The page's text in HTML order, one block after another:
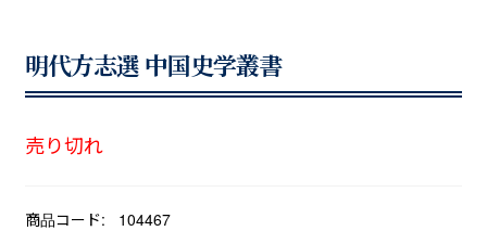
明代方志選 中国史学叢書
売り切れ
商品コード:
104467